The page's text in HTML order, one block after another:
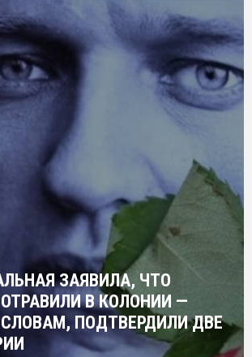
ЗАЯВИЛА, ЧТО
В КОЛОНИИ —
ПОДТВЕРДИЛИ ДВЕ